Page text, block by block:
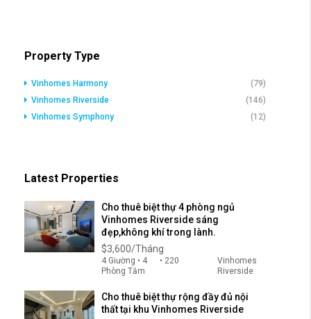
Property Type
Vinhomes Harmony
(79)
Vinhomes Riverside
(146)
Vinhomes Symphony
(12)
Latest Properties
Cho thuê biệt thự 4 phòng ngủ
Vinhomes Riverside sáng
đẹp,không khí trong lành.
$3,600/Tháng
4 Giường • 4
Phòng Tắm
• 220
Vinhomes
Riverside
Cho thuê biệt thự rộng đầy đủ nội
thất tại khu Vinhomes Riverside